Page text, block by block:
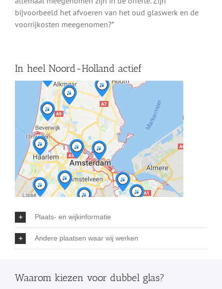
bijvoorbeeld het afvoeren van het oud glaswerk en de
voorrijkosten meegenomen?”
In heel Noord-Holland actief
Plaats- en wijkinformatie
Andere plaatsen waar wij werken
Waarom kiezen voor dubbel glas?